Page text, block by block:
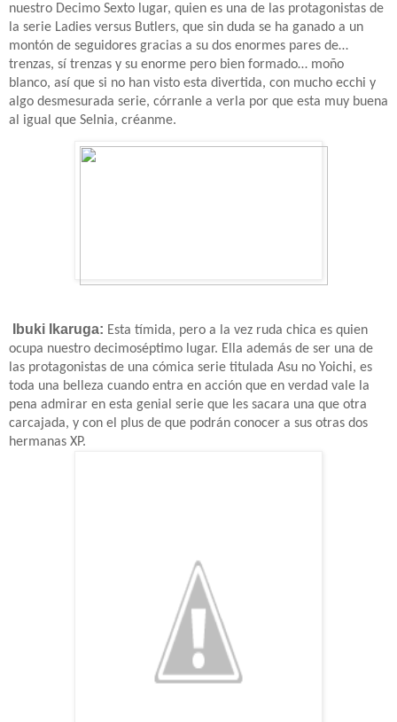
nuestro Decimo Sexto lugar, quien es una de las protagonistas de
la serie Ladies versus Butlers, que sin duda se ha ganado a un
montón de seguidores gracias a su dos enormes pares de…
trenzas, sí trenzas y su enorme pero bien formado… moño
blanco, así que si no han visto esta divertida, con mucho ecchi y
algo desmesurada serie, córranle a verla por que esta muy buena
al igual que Selnia, créanme.
Ibuki Ikaruga: Esta tímida, pero a la vez ruda chica es quien
ocupa nuestro decimoséptimo lugar. Ella además de ser una de
las protagonistas de una cómica serie titulada Asu no Yoichi, es
toda una belleza cuando entra en acción que en verdad vale la
pena admirar en esta genial serie que les sacara una que otra
carcajada, y con el plus de que podrán conocer a sus otras dos
hermanas XP.